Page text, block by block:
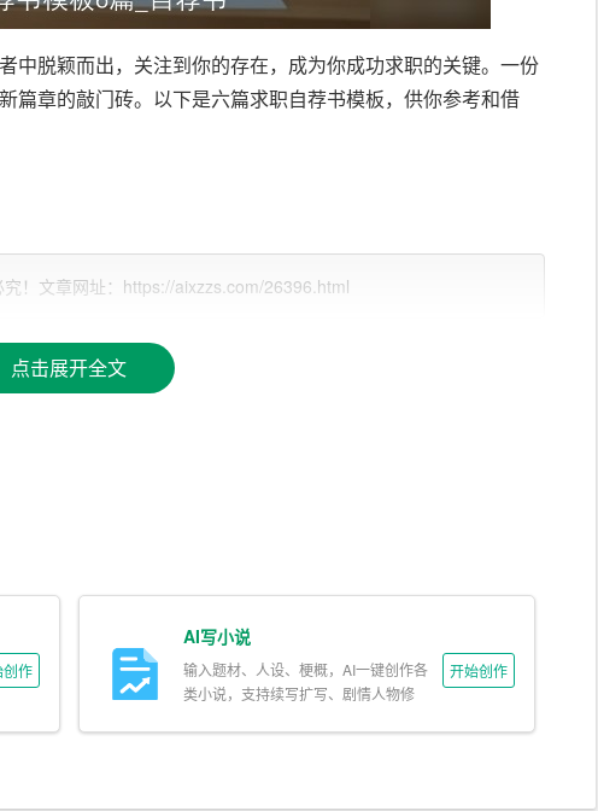
中脱颖而出，关注到你的存在，成为你成功求职的关键。一份
篇章的敲门砖。以下是六篇求职自荐书模板，供你参考和借
备扎实的编程基础和丰富的实践经验。在大学期间，我通过自
优异，多次获得奖学金。我曾担任校市场营销协会副会长，
同学参与；
调研及推广方案；
为企业提供改进建议。
！文章网址：https://aixzzs.com/26396.html
点击展开全文
作
AI写小说
输入题材、人设、梗概，AI一键创作各
类小说，支持续写扩写、剧情人物修
开始创作